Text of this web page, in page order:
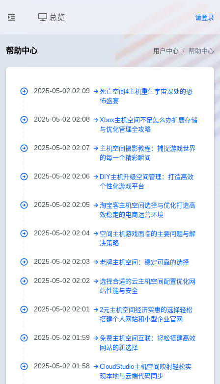
总览 请登录
帮助中心 用户中心 帮助中心
2025-05-02 02:09
死亡空间4主机重生宇宙深处的恐
怖盛宴
2025-05-02 02:08
Xbox主机空间不足怎么办扩展存储
与优化管理全攻略
2025-05-02 02:07
主机空间摄影教程：捕捉游戏世界
的每一个精彩瞬间
2025-05-02 02:06
DIY主机升级空间管理：打造高效
个性化游戏平台
2025-05-02 02:05
淘宝客主机空间选择与优化打造高
效稳定的电商运营环境
2025-05-02 02:04
空间主机游戏面临的主要问题与解
决策略
2025-05-02 02:03 老牌主机空间：稳定可靠的选择
2025-05-02 02:02
选择合适的云主机空间配置优化网
站性能与安全
2025-05-02 02:01
2元主机空间经济实惠的选择轻松
搭建个人网站和小型企业官网
2025-05-02 01:59
免费主机空间互联：轻松搭建高效
网站的新选择
2025-05-02 01:58
CloudStudio主机空间映射轻松实
现本地与云端代码同步